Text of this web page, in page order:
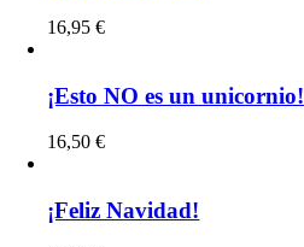
16,95€
¡Esto NO es un unicornio!
16,50€
¡Feliz Navidad!